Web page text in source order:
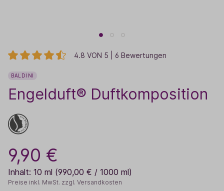
4.8 VON 5 | 6 Bewertungen
BALDINI
Engelduft® Duftkomposition
9,90 €
Inhalt: 10 ml (990,00 € / 1000 ml)
Preise inkl. MwSt. zzgl. Versandkosten